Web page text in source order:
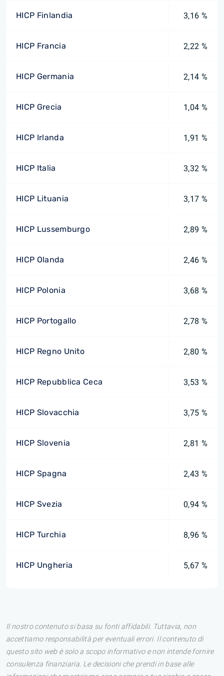
HICP Finlandia 3,16 %
HICP Francia 2,22 %
HICP Germania 2,14 %
HICP Grecia 1,04 %
HICP Irlanda 1,91 %
HICP Italia 3,32 %
HICP Lituania 3,17 %
HICP Lussemburgo 2,89 %
HICP Olanda 2,46 %
HICP Polonia 3,68 %
HICP Portogallo 2,78 %
HICP Regno Unito 2,80 %
HICP Repubblica Ceca 3,53 %
HICP Slovacchia 3,75 %
HICP Slovenia 2,81 %
HICP Spagna 2,43 %
HICP Svezia 0,94 %
HICP Turchia 8,96 %
HICP Ungheria 5,67 %
Il nostro contenuto si basa su fonti affidabili. Tuttavia, non
accettiamo responsabilità per eventuali errori. Il contenuto di
questo sito web è solo a scopo informativo e non intende fornire
consulenza finanziaria. Le decisioni che prendi in base alle